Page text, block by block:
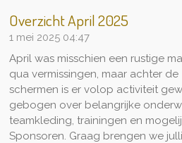
Overzicht April 2025
1 mei 2025 04:47
April was misschien een rustige
qua vermissingen, maar achter de
schermen is er volop activiteit
gebogen over belangrijke
teamkleding, trainingen en
Sponsoren. Graag brengen we